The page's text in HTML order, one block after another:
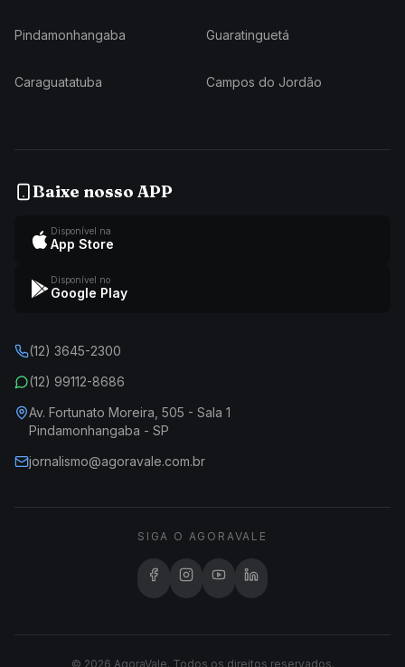
Pindamonhangaba Guaratinguetá
Caraguatatuba Campos do Jordão
Baixe nosso APP
Disponível na
App Store
Disponível no
Google Play
(12) 3645-2300
(12) 99112-8686
Av. Fortunato Moreira, 505 - Sala 1
Pindamonhangaba - SP
jornalismo@agoravale.com.br
SIGA O AGORAVALE
© 2026 AgoraVale. Todos os direitos reservados.